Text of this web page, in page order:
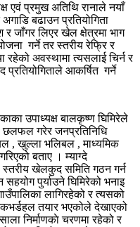
एवं प्रमुख अतिथि रानाले नयाँ
बढाउन प्रतियोगिता
जाँगर लिएर खेल क्षेत्रमा भाग
गर्ने तर स्तरीय रेफ्रि र
अवस्थामा त्यसलाई चिर्न र
आकर्षित गर्ने
उपाध्यक्ष बालकृष्ण घिमिरेले
छलफल गरेर जनप्रतिनिधि
, खुल्ला भलिबल , माध्यमिक
बताए । म्याग्दे
स्तरीय खेलकुद समिति गठन गर्न
पुर्याउने घिमिरेको भनाइ
लागिरहेको र त्यसको
कभर्डहल तयार भएकोले देखाएको
निर्माणकाे चरणमा रहेको र